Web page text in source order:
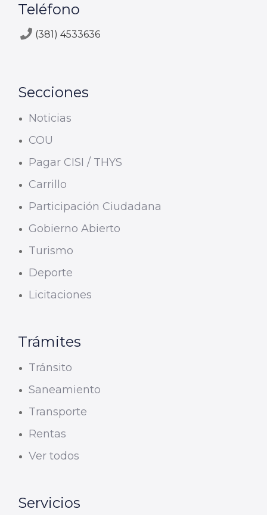
Teléfono
(381) 4533636
Secciones
Noticias
COU
Pagar CISI / THYS
Carrillo
Participación Ciudadana
Gobierno Abierto
Turismo
Deporte
Licitaciones
Trámites
Tránsito
Saneamiento
Transporte
Rentas
Ver todos
Servicios